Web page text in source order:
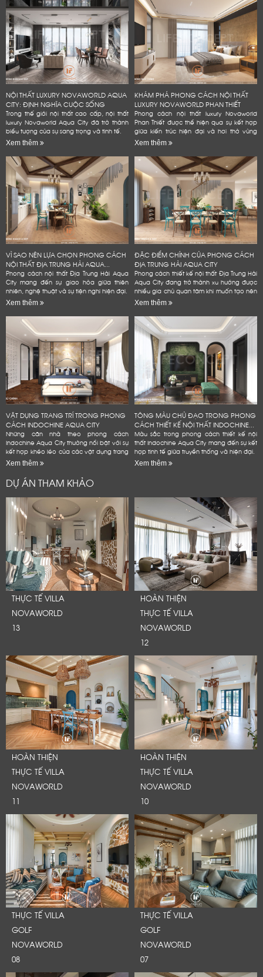
NỘI THẤT LUXURY NOVAWORLD AQUA
CITY: ĐỊNH NGHĨA CUỘC SỐNG
ĐẲNG...
Trong thế giới nội thất cao cấp, nội thất
luxury Novaworld Aqua City đã trở thành
biểu tượng của sự sang trọng và tinh tế.
Xem thêm
KHÁM PHÁ PHONG CÁCH NỘI THẤT
LUXURY NOVAWORLD PHAN THIẾT
Phong cách nội thất luxury Novaworld
Phan Thiết được thể hiện qua sự kết hợp
giữa kiến trúc hiện đại và hơi thở vùng
biển.
Xem thêm
VÌ SAO NÊN LỰA CHỌN PHONG CÁCH
NỘI THẤT ĐỊA TRUNG HẢI AQUA...
Phong cách nội thất Địa Trung Hải Aqua
City mang đến sự giao hòa giữa thiên
nhiên, nghệ thuật và sự tiện nghi hiện đại.
Xem thêm
ĐẶC ĐIỂM CHÍNH CỦA PHONG CÁCH
ĐỊA TRUNG HẢI AQUA CITY
Phong cách thiết kế nội thất Địa Trung Hải
Aqua City đang trở thành xu hướng được
nhiều gia chủ quan tâm khi muốn tạo nên
không gian sống đẳng cấp
Xem thêm
VẬT DỤNG TRANG TRÍ TRONG PHONG
CÁCH INDOCHINE AQUA CITY
Những căn nhà theo phong cách
Indochine Aqua City thường nổi bật với sự
kết hợp khéo léo của các vật dụng trang
trí mang đậm dấu ấn văn hóa Đông
Dương
Xem thêm
TÔNG MÀU CHỦ ĐẠO TRONG PHONG
CÁCH THIẾT KẾ NỘI THẤT INDOCHINE...
Màu sắc trong phong cách thiết kế nội
thất Indochine Aqua City mang đến sự kết
hợp tinh tế giữa truyền thống và hiện đại.
Xem thêm
DỰ ÁN THAM KHẢO
THỰC TẾ VILLA
NOVAWORLD
13
HOÀN THIỆN
THỰC TẾ VILLA
NOVAWORLD
12
HOÀN THIỆN
THỰC TẾ VILLA
NOVAWORLD
11
HOÀN THIỆN
THỰC TẾ VILLA
NOVAWORLD
10
THỰC TẾ VILLA
GOLF
NOVAWORLD
08
THỰC TẾ VILLA
GOLF
NOVAWORLD
07